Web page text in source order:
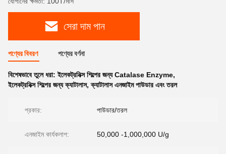
সেরা দাম পান
পণ্যের বিবরণ পণ্যের বর্ণনা
বিশেষভাবে তুলে ধরা:ইলেকট্রনিক্স শিল্পের জন্য Catalase Enzyme,
ইলেকট্রনিক্স শিল্পের জন্য ক্যাটালাস,ক্যাটালাস এনজাইম পাউডার এবং তরল
প্রকার: পাউডার/তরল
এনজাইম কার্যকলাপ: 50,000 -1,000,000 U/g